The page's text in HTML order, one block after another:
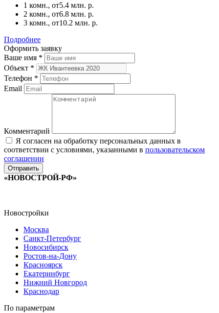
1 комн., от5.4 млн. р.
2 комн., от6.8 млн. р.
3 комн., от10.2 млн. р.
Подробнее
Оформить заявку
Ваше имя *
Объект *
Телефон *
Email
Комментарий
Я согласен на обработку персональных данных в
соответствии с условиями, указанными в пользовательском
соглашении
«НОВОСТРОЙ-РФ»
Новостройки
Москва
Санкт-Петербург
Новосибирск
Ростов-на-Дону
Красноярск
Екатеринбург
Нижний Новгород
Краснодар
По параметрам